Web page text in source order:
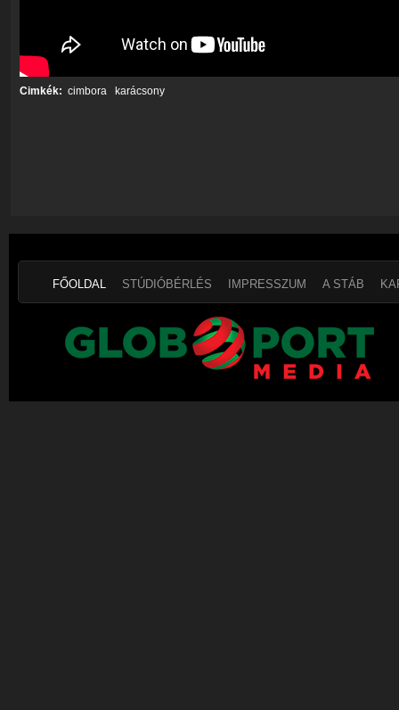
Cimkék: cimbora karácsony
FŐOLDAL STÚDIÓBÉRLÉS IMPRESSZUM A STÁB